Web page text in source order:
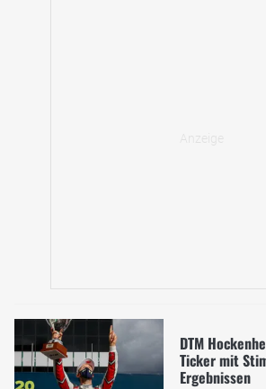
DTM
Ticker mit
Ergebnissen